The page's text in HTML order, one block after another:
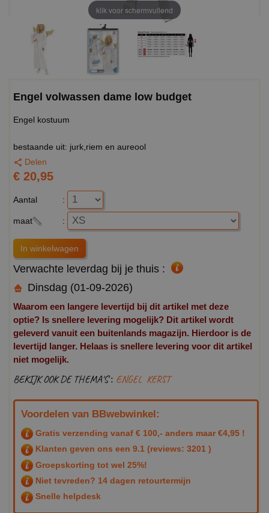
klik voor schermvullend
Engel volwassen dame low budget
Engel kostuum
bestaande uit: jurk,riem en aureool
Delen
€ 20,95
Aantal :
maat :
Verwachte leverdag bij je thuis :
Dinsdag (01-09-2026)
Waarom een langere levertijd bij dit artikel met deze
optie? Is snellere levering mogelijk? Dit artikel wordt
geleverd vanuit een buitenlands magazijn. Hierdoor is de
levertijd langer. Helaas is snellere levering voor dit artikel
niet mogelijk.
BEKIJK OOK DE THEMA'S : ENGEL KERST
Voordelen van BBwebwinkel:
Gratis verzending vanaf € 100,- anders maar €4,95 !
Klanten geven ons een 9.1 (reviews: 3201 )
Groepskorting tot wel 25%!
Niet tevreden? 14 dagen retourtermijn
Snelle helpdesk